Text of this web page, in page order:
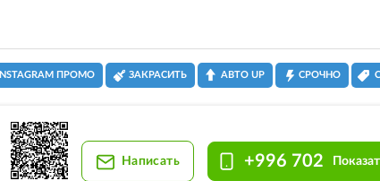
INSTAGRAM ПРОМО ЗАКРАСИТЬ АВТО UP СРОЧНО
Написать +996 702